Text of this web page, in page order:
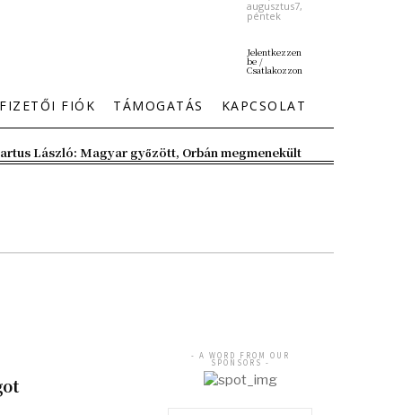
augusztus7,
péntek
Jelentkezzen
be /
Csatlakozzon
FIÓK TÁMOGATÁS KAPCSOLAT
László: Magyar győzött, Orbán megmenekült
- A WORD FROM OUR
SPONSORS -